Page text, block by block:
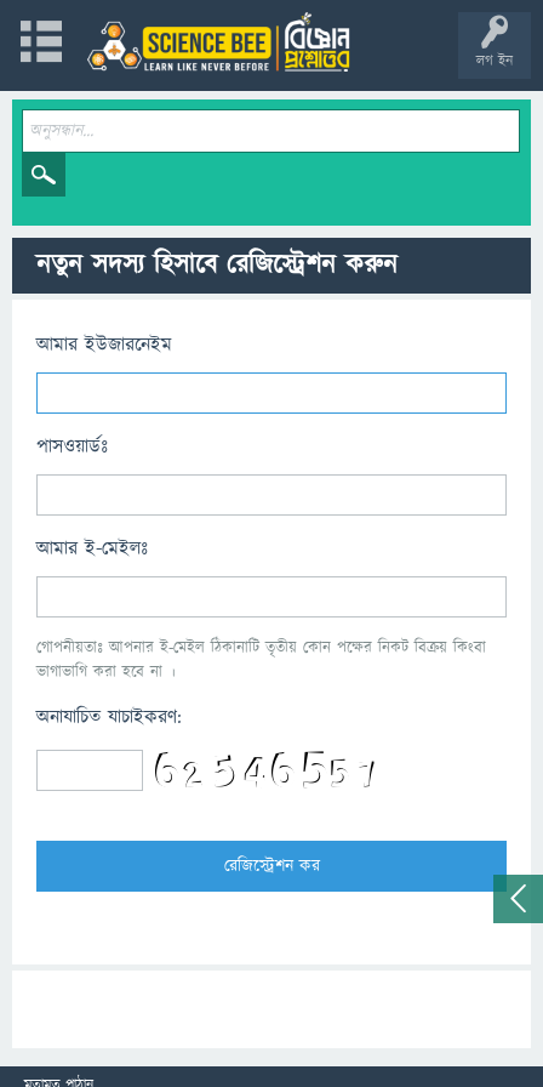
লগ ইন
নতুন সদস্য হিসাবে রেজিস্ট্রেশন করুন
আমার ইউজারনেইম
পাসওয়ার্ডঃ
আমার ই-মেইলঃ
গোপনীয়তাঃ আপনার ই-মেইল ঠিকানাটি তৃতীয় কোন পক্ষের নিকট বিক্রয় কিংবা
ভাগাভাগি করা হবে না ।
অনাযাচিত যাচাইকরণ: